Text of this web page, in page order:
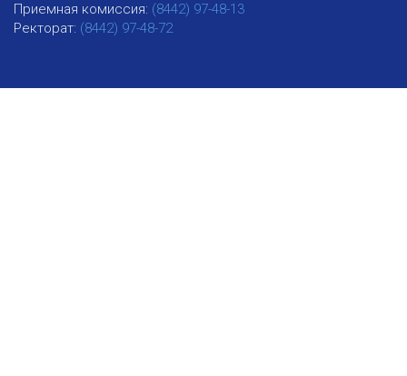
Приемная комиссия: (8442) 97-48-13
Ректорат: (8442) 97-48-72